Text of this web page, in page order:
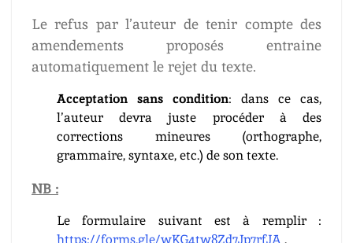
Le refus par l’auteur de tenir compte des
amendements proposés entraine
automatiquement le rejet du texte.
Acceptation sans condition: dans ce cas,
l’auteur devra juste procéder à des
corrections mineures (orthographe,
grammaire, syntaxe, etc.) de son texte.
NB :
Le formulaire suivant est à remplir :
https://forms.gle/wKG4tw8Zd7Jp7rfJA .